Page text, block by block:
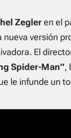
Zegleren el
versión
El
Spider-Man”,
le infunde un